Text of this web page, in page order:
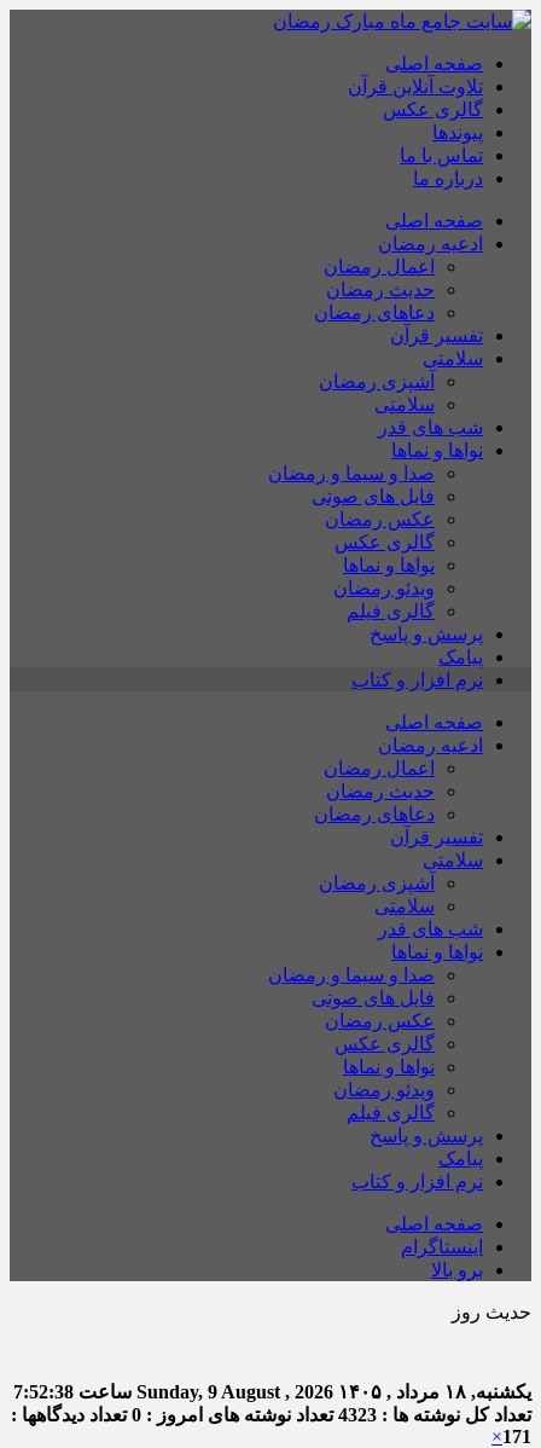
صفحه اصلی
تلاوت آنلاین قرآن
گالری عکس
پیوندها
تماس با ما
درباره ما
صفحه اصلی
ادعیه رمضان
اعمال رمضان
حدیث رمضان
دعاهای رمضان
تفسیر قرآن
سلامتی
آشپزی رمضان
سلامتی
شب های قدر
نواها و نماها
صدا و سیما و رمضان
فایل های صوتی
عکس رمضان
گالری عکس
نواها و نماها
ویدئو رمضان
گالری فیلم
پرسش و پاسخ
پیامک
نرم افزار و کتاب
صفحه اصلی
ادعیه رمضان
اعمال رمضان
حدیث رمضان
دعاهای رمضان
تفسیر قرآن
سلامتی
آشپزی رمضان
سلامتی
شب های قدر
نواها و نماها
صدا و سیما و رمضان
فایل های صوتی
عکس رمضان
گالری عکس
نواها و نماها
ویدئو رمضان
گالری فیلم
پرسش و پاسخ
پیامک
نرم افزار و کتاب
صفحه اصلی
اینستاگرام
برو بالا
حدیث روز
یکشنبه, ۱۸ مرداد , ۱۴۰۵ Sunday, 9 August , 2026 ساعت 7:52:39
تعداد کل نوشته ها : 4323
تعداد نوشته های امروز : 0
تعداد دیدگاهها :
171
×